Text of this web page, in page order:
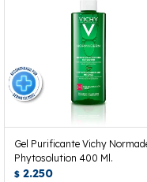
Gel Purificante Vichy
Phytosolution 400 Ml.
$ 2.250